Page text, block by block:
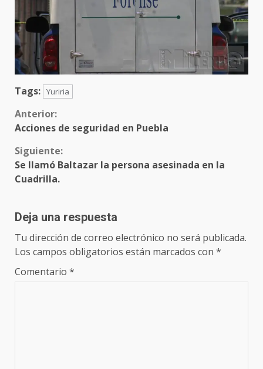
Tags: Yuriria
Sigue
Anterior:
Acciones de seguridad en Puebla
Siguiente:
Se llamó Baltazar la persona asesinada en la
Cuadrilla.
Deja una respuesta
Tu dirección de correo electrónico no será publicada.
Los campos obligatorios están marcados con *
Comentario *